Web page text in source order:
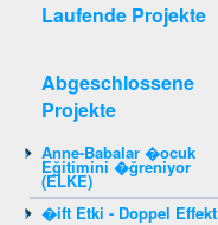
Laufende Projekte
Abgeschlossene
Projekte
Anne-Babalar �ocuk
Eğitimini �ğreniyor
(ELKE)
�ift Etki - Doppel Effekt